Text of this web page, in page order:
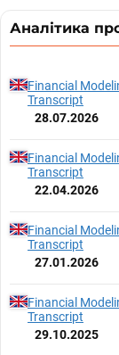
Аналітика
Financial
Transcript
28.07.2026
Financial
Transcript
22.04.2026
Financial
Transcript
27.01.2026
Financial
Transcript
29.10.2025